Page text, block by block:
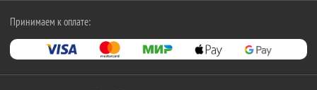
Принимаем к оплате: